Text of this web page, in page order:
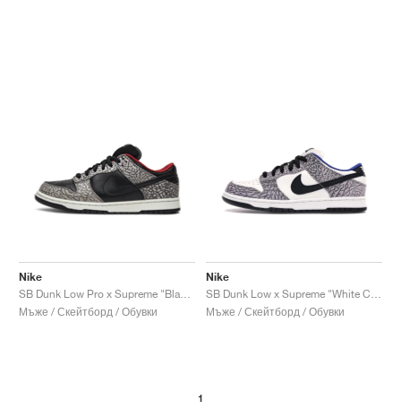
Nike
Мъже / Скейтборд / Обувки
Nike
Мъже / Скейтборд / Обувки
1